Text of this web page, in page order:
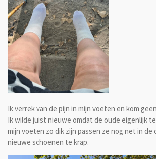
Ik verrek van de pijn in mijn voeten en kom
Ik wilde juist nieuwe omdat de oude eigenlijk
mijn voeten zo dik zijn passen ze nog net in de
nieuwe schoenen te krap.